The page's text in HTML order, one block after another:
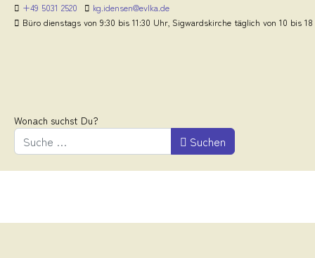
+49 5031 2520
kg.idensen@evlka.de
Büro dienstags von 9:30 bis 11:30 Uhr, Sigwardskirche täglich von 10 bis
Wonach suchst Du?
Suchen